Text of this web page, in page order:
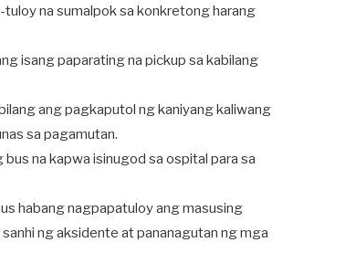
na sumalpok sa konkretong harang
isang paparating na pickup sa kabilang
ang pagkaputol ng kaniyang kaliwang
sa pagamutan.
na kapwa isinugod sa ospital para sa
habang nagpapatuloy ang masusing
ng aksidente at pananagutan ng mga